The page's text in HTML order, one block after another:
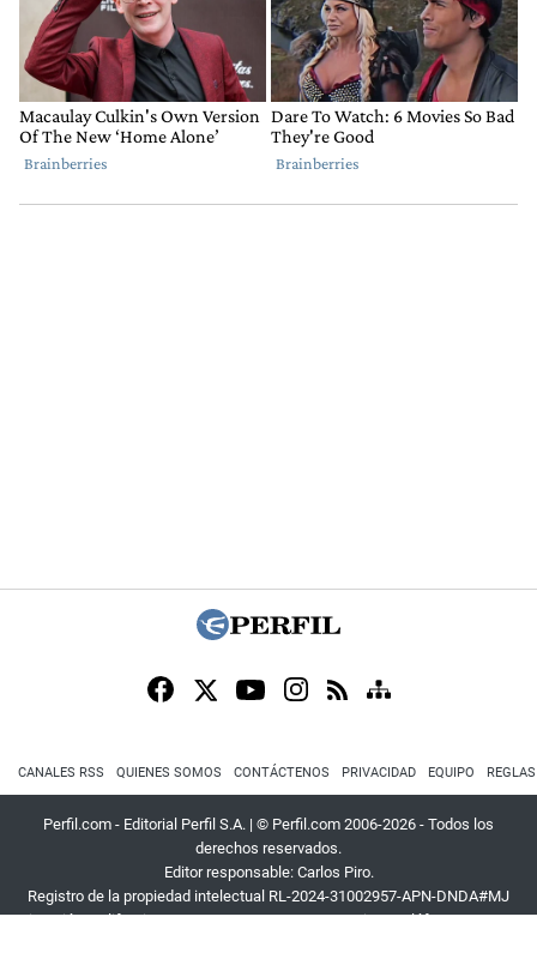
CANALES RSS QUIENES SOMOS CONTÁCTENOS PRIVACIDAD EQUIPO
Perfil.com - Editorial Perfil S.A. | © Perfil.com 2006-2026 - Todos los
derechos reservados.
Editor responsable: Carlos Piro.
Registro de la propiedad intelectual RL-2024-31002957-APN-DNDA#MJ
Dirección:California 2715,C1289ABI,CABA, Argentina| Teléfono:+54 9 11